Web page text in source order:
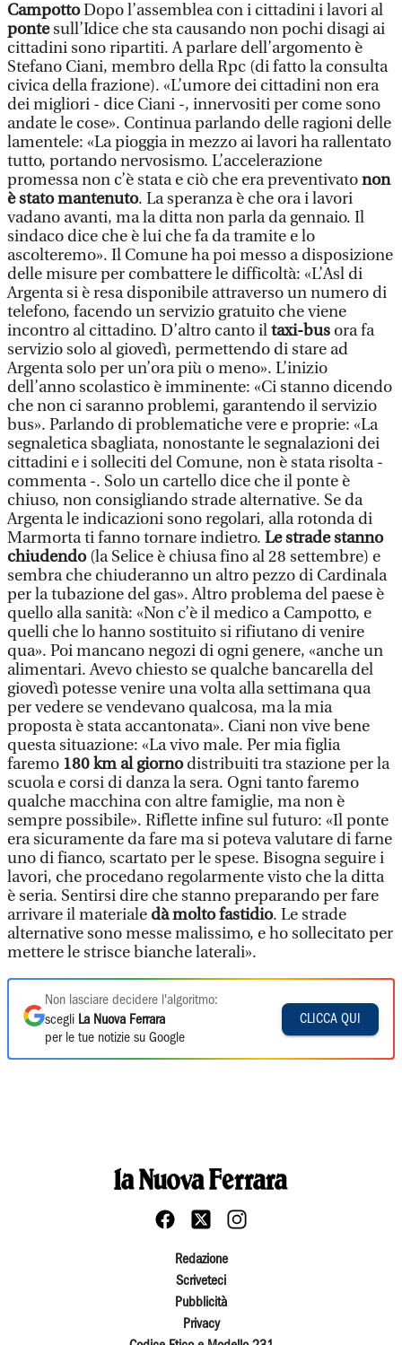
CampottoDopo l’assemblea con i cittadini i lavori al
pontesull’Idice che sta causando non pochi disagi ai
cittadini sono ripartiti. A parlare dell’argomento è
Stefano Ciani, membro della Rpc (di fatto la consulta
civica della frazione). «L’umore dei cittadini non era
dei migliori - dice Ciani -, innervositi per come sono
andate le cose». Continua parlando delle ragioni delle
lamentele: «La pioggia in mezzo ai lavori ha rallentato
tutto, portando nervosismo. L’accelerazione
promessa non c’è stata e ciò che era preventivatonon
è stato mantenuto. La speranza è che ora i lavori
vadano avanti, ma la ditta non parla da gennaio. Il
sindaco dice che è lui che fa da tramite e lo
ascolteremo». Il Comune ha poi messo a disposizione
delle misure per combattere le difficoltà: «L’Asl di
Argenta si è resa disponibile attraverso un numero di
telefono, facendo un servizio gratuito che viene
incontro al cittadino. D’altro canto iltaxi-bus ora fa
servizio solo al giovedì, permettendo di stare ad
Argenta solo per un’ora più o meno». L’inizio
dell’anno scolastico è imminente: «Ci stanno dicendo
che non ci saranno problemi, garantendo il servizio
bus». Parlando di problematiche vere e proprie: «La
segnaletica sbagliata, nonostante le segnalazioni dei
cittadini e i solleciti del Comune, non è stata risolta -
commenta -. Solo un cartello dice che il ponte è
chiuso, non consigliando strade alternative. Se da
Argenta le indicazioni sono regolari, alla rotonda di
Marmorta ti fanno tornare indietro. Le strade stanno
chiudendo(la Selice è chiusa fino al 28 settembre) e
sembra che chiuderanno un altro pezzo di Cardinala
per la tubazione del gas». Altro problema del paese è
quello alla sanità: «Non c’è il medico a Campotto, e
quelli che lo hanno sostituito si rifiutano di venire
qua». Poi mancano negozi di ogni genere, «anche un
alimentari. Avevo chiesto se qualche bancarella del
giovedì potesse venire una volta alla settimana qua
per vedere se vendevano qualcosa, ma la mia
proposta è stata accantonata». Ciani non vive bene
questa situazione: «La vivo male. Per mia figlia
faremo 180 km al giornodistribuiti tra stazione per la
scuola e corsi di danza la sera. Ogni tanto faremo
qualche macchina con altre famiglie, ma non è
sempre possibile». Riflette infine sul futuro: «Il ponte
era sicuramente da fare ma si poteva valutare di farne
uno di fianco, scartato per le spese. Bisogna seguire i
lavori, che procedano regolarmente visto che la ditta
è seria. Sentirsi dire che stanno preparando per fare
arrivare il materiale dà molto fastidio. Le strade
alternative sono messe malissimo, e ho sollecitato per
mettere le strisce bianche laterali».
Non lasciare decidere l'algoritmo:
scegli La Nuova Ferrara
per le tue notizie su Google
CLICCA QUI
Redazione
Scriveteci
Pubblicità
Privacy